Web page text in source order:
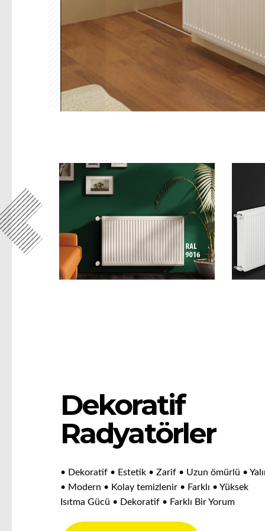
Dekoratif
Radyatörler
• Dekoratif • Estetik • Zarif • Uzun ömürlü •
• Modern • Kolay temizlenir • Farklı • Yüksek
Isıtma Gücü • Dekoratif • Farklı Bir Yorum